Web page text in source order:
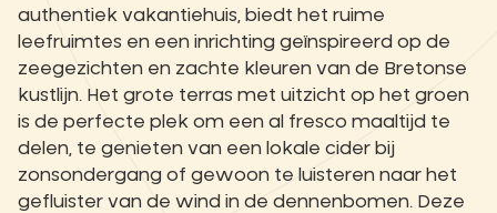
authentiek vakantiehuis, biedt het ruime
leefruimtes en een inrichting geïnspireerd op de
zeegezichten en zachte kleuren van de Bretonse
kustlijn. Het grote terras met uitzicht op het groen
is de perfecte plek om een al fresco maaltijd te
delen, te genieten van een lokale cider bij
zonsondergang of gewoon te luisteren naar het
gefluister van de wind in de dennenbomen. Deze